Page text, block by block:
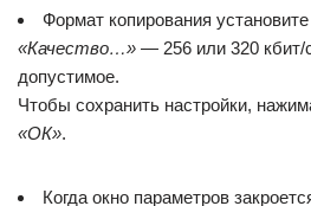
Формат копирования установите
«Качество…» — 256 или 320
допустимое.
Чтобы сохранить настройки,
«ОК».
Когда окно параметров